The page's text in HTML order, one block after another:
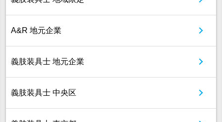
A&R 地元企業
義肢装具士 地元企業
義肢装具士 中央区